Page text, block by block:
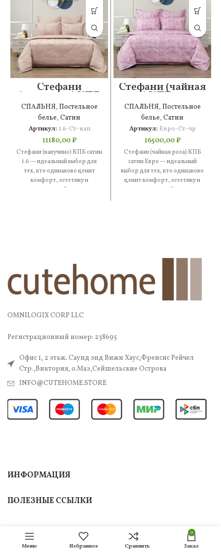
Стефани
(капучино) КПБ
сатин 1.6
СПАЛЬНЯ, Постельное
белье, Сатин
Артикул: 1.6-Ст-кап
11180,00₽
Стефани (капучино) КПБ сатин
1.6 — идеальный выбор для
тех, кто одинаково ценит
комфорт, эстетику и
практичность. В составе —
Стефани (чайная
роза) КПБ сатин
Евро
СПАЛЬНЯ, Постельное
белье, Сатин
Артикул: Евро-Ст-чр
16500,00₽
Стефани (чайная роза) КПБ
сатин Евро — идеальный
выбор для тех, кто одинаково
ценит комфорт, эстетику и
практичность. В составе
OMNILOGIX CORP LLC
Регистрационный номер: 238695
Офис 1, 2 этаж. Саунд энд Вижн Хаус,Френсис Рейчел
Стр.,Виктория, о.Маэ,Сейшельские Острова
INFO@CUTEHOME.STORE
ИНФОРМАЦИЯ
ПОЛЕЗНЫЕ ССЫЛКИ
Меню Избранное Сравнить
0
Заказ